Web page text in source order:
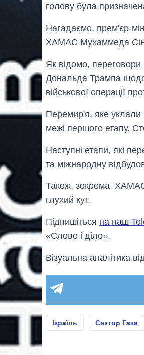
голову була
Нагадаємо, прем'єр-
ХАМАС Мухаммеда
Як відомо,
Дональда Трампа щодо
військової операції
Перемир'я, яке уклали
межі першого етапу.
Наступні етапи, які
та міжнародну
Також, зокрема,
глухий кут.
Підпишіться на наш
«Слово і діло».
Візуальна аналітика
Ізраїль Сектор Газа